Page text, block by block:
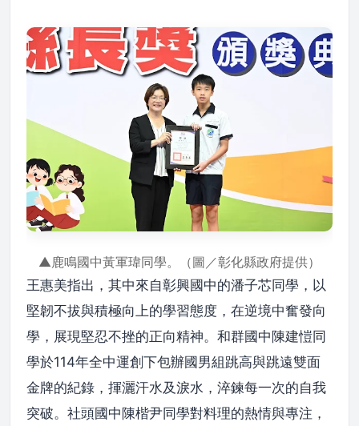
▲鹿鳴國中黃軍瑋同學。（圖／彰化縣政府提供）
王惠美指出，其中來自彰興國中的潘子芯同學，以
堅韌不拔與積極向上的學習態度，在逆境中奮發向
學，展現堅忍不挫的正向精神。和群國中陳建愷同
學於114年全中運創下包辦國男組跳高與跳遠雙面
金牌的紀錄，揮灑汗水及淚水，淬鍊每一次的自我
突破。社頭國中陳楷尹同學對料理的熱情與專注，